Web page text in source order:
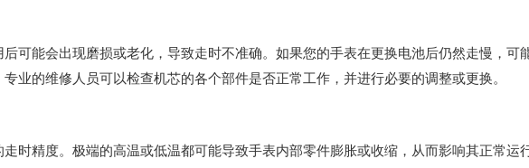
能会出现磨损或老化，导致走时不准确。如果您的手表在更换电池后仍然走慢，可
业的维修人员可以检查机芯的各个部件是否正常工作，并进行必要的调整或更换。
精度。极端的高温或低温都可能导致手表内部零件膨胀或收缩，从而影响其正常运行